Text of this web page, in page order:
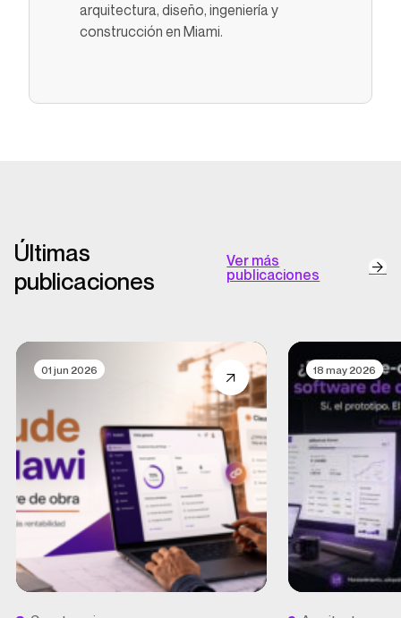
arquitectura, diseño, ingeniería y
construcción en Miami.
Últimas
publicaciones
Ver más
publicaciones
01 jun 2026 18 may 2026